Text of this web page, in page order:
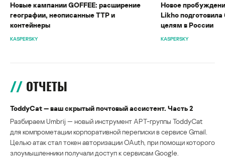
Новые кампании GOFFEE: расширение
географии, неописанные TTP и
контейнеры
KASPERSKY
Новое
Likho
целям в России
KASPERSKY
ОТЧЕТЫ
ToddyCat — ваш скрытый почтовый ассистент. Часть 2
Разбираем Umbrij — новый инструмент APT-группы ToddyCat
для компрометации корпоративной переписки в сервисе Gmail.
Целью атак стал токен авторизации OAuth, при помощи которого
злоумышленники получали доступ к сервисам Google.